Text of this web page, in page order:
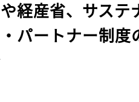
経産省、サステ
パートナー制度